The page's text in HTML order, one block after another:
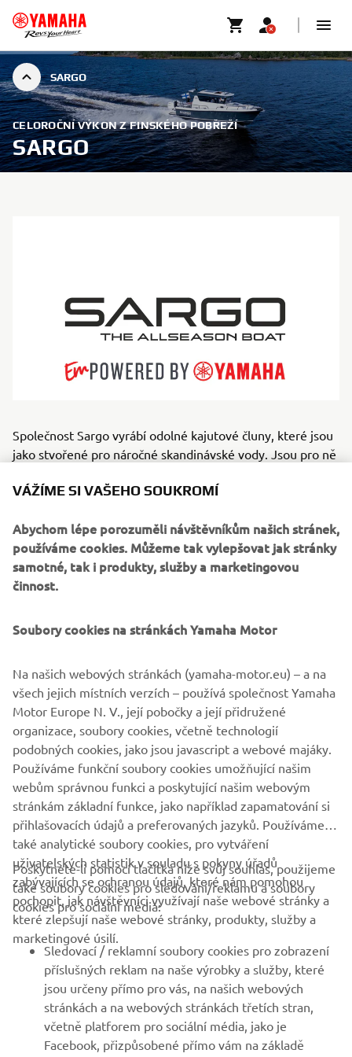
SARGO
CELOROČNÍ VÝKON Z FINSKÉHO POBŘEŽÍ
SARGO
Společnost Sargo vyrábí odolné kajutové čluny, které jsou
jako stvořené pro náročné skandinávské vody. Jsou pro ně
kajuty a obchozí paluby. Přinesou vám bezpečnost a
podzimního moře až po projížďky za jasného počasí
uprostřed léta. Modely značky Sargo nabízí skvělou
viditelnost, odolnou konstrukci a klidné ovládání. Jsou
ideální pro lidi, kteří lodě používají k dojíždění, rybáře
odmítají nechat si diktovat své plány počasím.
OFICIÁLNÍ WEBOVÉ STRÁNKY SARGO
FIREMNÍ
B2B
VÍCE YAMAHA
PODPORA
VÁŽÍME SI VAŠEHO SOUKROMÍ
Abychom lépe porozuměli návštěvníkům našich stránek,
používáme cookies. Můžeme tak vylepšovat jak stránky
samotné, tak i produkty, služby a marketingovou
činnost.
Soubory cookies na stránkách Yamaha Motor
Na našich webových stránkách (yamaha-motor.eu) – a na
všech jejich místních verzích – používá společnost Yamaha
Motor Europe N. V., její pobočky a její přidružené
organizace, soubory cookies, včetně technologií
podobných cookies, jako jsou javascript a webové majáky.
Používáme funkční soubory cookies umožňující našim
webům správnou funkci a poskytující našim webovým
stránkám základní funkce, jako například zapamatování si
přihlašovacích údajů a preferovaných jazyků. Používáme
také analytické soubory cookies, pro vytváření
uživatelských statistik v souladu s pokyny úřadů
zabývajících se ochranou údajů, které nám pomohou
pochopit, jak návštěvníci využívají naše webové stránky a
které zlepšují naše webové stránky, produkty, služby a
marketingové úsilí.
Poskytnete-li pomocí tlačítka níže svůj souhlas, použijeme
také soubory cookies pro sledování/reklamu a soubory
cookies pro sociální média:
Sledovací / reklamní soubory cookies pro zobrazení
příslušných reklam na naše výrobky a služby, které
jsou určeny přímo pro vás, na našich webových
stránkách a na webových stránkách třetích stran,
včetně platforem pro sociální média, jako je
Facebook, přizpůsobené přímo vám na základě